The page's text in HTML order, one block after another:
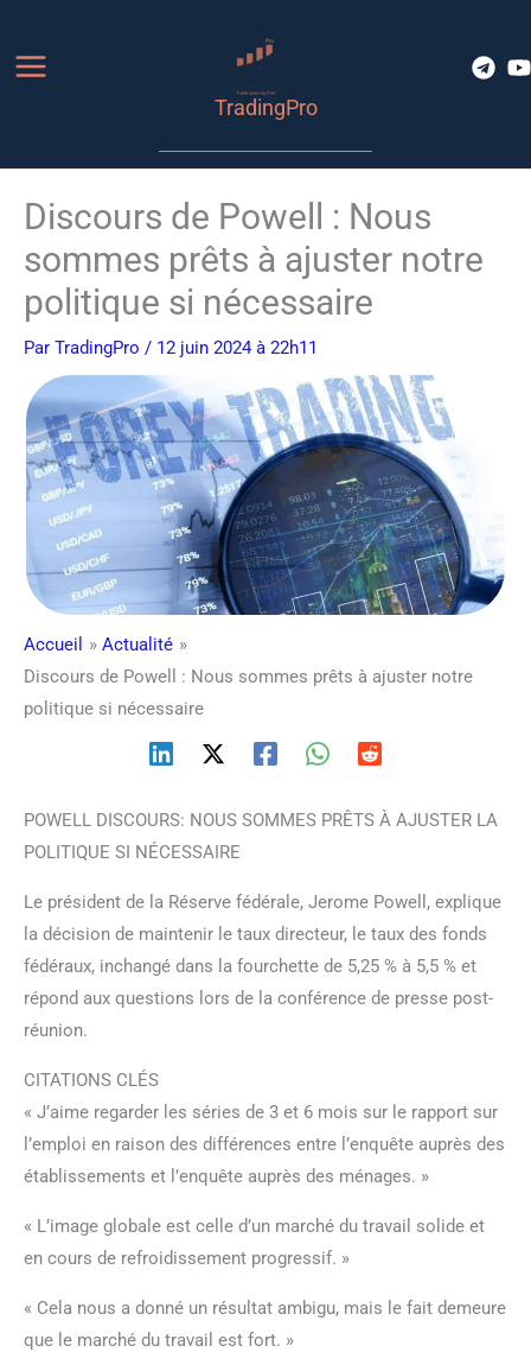
contenu
TradingPro
Discours de Powell : Nous
sommes prêts à ajuster notre
politique si nécessaire
Par TradingPro / 12 juin 2024 à 22h11
Accueil
Actualité
Discours de Powell : Nous sommes prêts à ajuster notre
politique si nécessaire
POWELL DISCOURS: NOUS SOMMES PRÊTS À AJUSTER LA
POLITIQUE SI NÉCESSAIRE
Le président de la Réserve fédérale, Jerome Powell, explique
la décision de maintenir le taux directeur, le taux des fonds
fédéraux, inchangé dans la fourchette de 5,25 % à 5,5 % et
répond aux questions lors de la conférence de presse post-
réunion.
CITATIONS CLÉS
« J’aime regarder les séries de 3 et 6 mois sur le rapport sur
l’emploi en raison des différences entre l’enquête auprès des
établissements et l’enquête auprès des ménages. »
« L’image globale est celle d’un marché du travail solide et
en cours de refroidissement progressif. »
« Cela nous a donné un résultat ambigu, mais le fait demeure
que le marché du travail est fort. »